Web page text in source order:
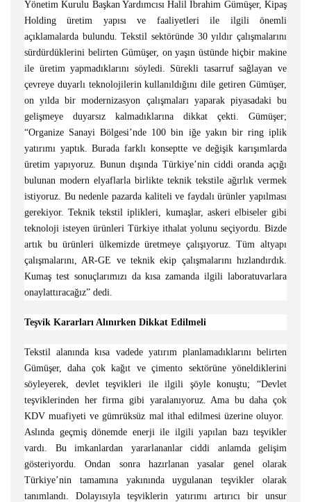
Yönetim Kurulu Başkan Yardımcısı Halil İbrahim Gümüşer, Kipaş
Holding üretim yapısı ve faaliyetleri ile ilgili önemli
açıklamalarda bulundu. Tekstil sektöründe 30 yıldır çalışmalarını
sürdürdüklerini belirten Gümüşer, on yaşın üstünde hiçbir makine
ile üretim yapmadıklarını söyledi. Sürekli tasarruf sağlayan ve
çevreye duyarlı teknolojilerin kullanıldığını dile getiren Gümüşer,
on yılda bir modernizasyon çalışmaları yaparak piyasadaki bu
gelişmeye duyarsız kalmadıklarına dikkat çekti. Gümüşer;
“Organize Sanayi Bölgesi’nde 100 bin iğe yakın bir ring iplik
yatırımı yaptık. Burada farklı konseptte ve değişik karışımlarda
üretim yapıyoruz. Bunun dışında Türkiye’nin ciddi oranda açığı
bulunan modern elyaflarla birlikte teknik tekstile ağırlık vermek
istiyoruz. Bu nedenle pazarda kaliteli ve faydalı ürünler yapılması
gerekiyor. Teknik tekstil iplikleri, kumaşlar, askeri elbiseler gibi
teknoloji isteyen ürünleri Türkiye ithalat yolunu seçiyordu. Bizde
artık bu ürünleri ülkemizde üretmeye çalışıyoruz. Tüm altyapı
çalışmalarını, AR-GE ve teknik ekip çalışmalarını hızlandırdık.
Kumaş test sonuçlarımızı da kısa zamanda ilgili laboratuvarlara
onaylattıracağız” dedi.
Teşvik Kararları Alınırken Dikkat Edilmeli
Tekstil alanında kısa vadede yatırım planlamadıklarını belirten
Gümüşer, daha çok kağıt ve çimento sektörüne yöneldiklerini
söyleyerek, devlet teşvikleri ile ilgili şöyle konuştu; “Devlet
teşviklerinden her firma gibi yaralanıyoruz. Ama bu daha çok
KDV muafiyeti ve gümrüksüz mal ithal edilmesi üzerine oluyor.
Aslında geçmiş dönemde enerji ile ilgili yapılan bazı teşvikler
vardı. Bu imkanlardan yararlananlar ciddi anlamda gelişim
gösteriyordu. Ondan sonra hazırlanan yasalar genel olarak
Türkiye’nin tamamına yakınında uygulanan teşvikler olarak
tanımlandı. Dolayısıyla teşviklerin yatırımı artırıcı bir unsur